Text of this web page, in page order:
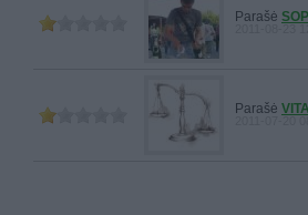
Parašė
Parašė